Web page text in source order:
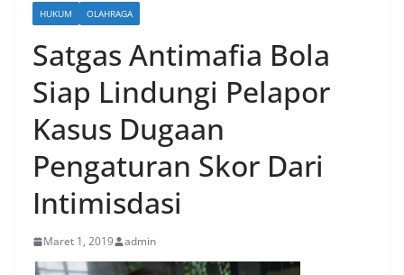
HUKUM OLAHRAGA
Satgas Antimafia Bola
Siap Lindungi Pelapor
Kasus Dugaan
Pengaturan Skor Dari
Intimisdasi
Maret 1, 2019 admin